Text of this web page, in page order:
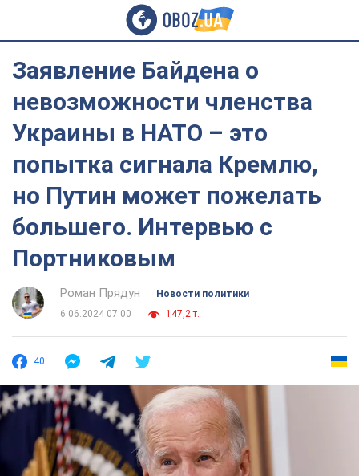
Заявление Байдена о
невозможности членства
Украины в НАТО – это
попытка сигнала Кремлю,
но Путин может пожелать
большего. Интервью с
Портниковым
Роман Прядун
Новости политики
6.06.2024 07:00
147,2 т.
40